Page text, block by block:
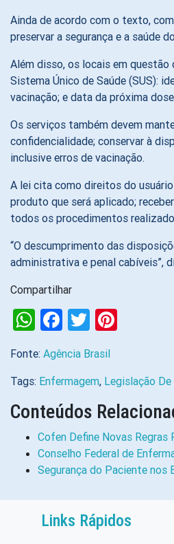
Ainda de acordo com o texto,
preservar a segurança e a saúde
Além disso, os locais em
Sistema Único de Saúde (SUS):
vacinação; e data da próxima
Os serviços também devem
confidencialidade; conservar à
inclusive erros de vacinação.
A lei cita como direitos do
produto que será aplicado;
todos os procedimentos
“O descumprimento das
administrativa e penal cabíveis”,
Compartilhar
WhatsApp
Facebook
Twitter
Fonte: Agência Brasil
Tags: Enfermagem, Legislação De
Conteúdos
Cofen Define Novas Regras
Conselho Federal de
Segurança do Paciente
Links Rápidos